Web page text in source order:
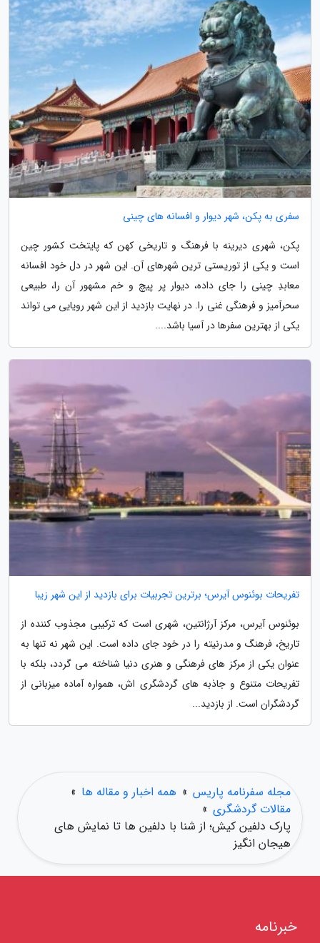
سفری به پکن، شهر دیوار و افسانه های چینی
پکن، شهری دیرینه با فرهنگ و تاریخی کهن که پایتخت کشور چین
است و یکی از توریستی ترین شهرهای آن. این شهر در دل خود افسانه
معابدِ چینی را جای داده، دیوار پر پیچ و خم مشهور آن را، طبیعی
سحرآمیز و فرهنگی غنی را. در نهایت بازدید از این شهر رویایی می تواند
یکی از بهترین سفرها در آسیا باشد....
تفریحات بوئنوس آیرس؛ برترین تجربیات برای بازدید از این شهر زیبا
بوئنوس آیرس، مرکز آرژانتین، شهری است که ترکیبی مجذوب کننده از
تاریخ، فرهنگ و مدرنیته را در خود جای داده است. این شهر نه تنها به
عنوان یکی از مرکز های فرهنگی و هنری دنیا شناخته می گردد، بلکه با
تفریحات متنوع و جاذبه های گردشگری اش، همواره آماده میزبانی از
گردشگران است. از بازدید...
مجله سفرنامه پاریس » همه اخبار و مقاله ها »
مقالات گردشگری »
پارک دلفین کیش؛ از شنا با دلفین ها تا نمایش های
هیجان انگیز
خبرنامه